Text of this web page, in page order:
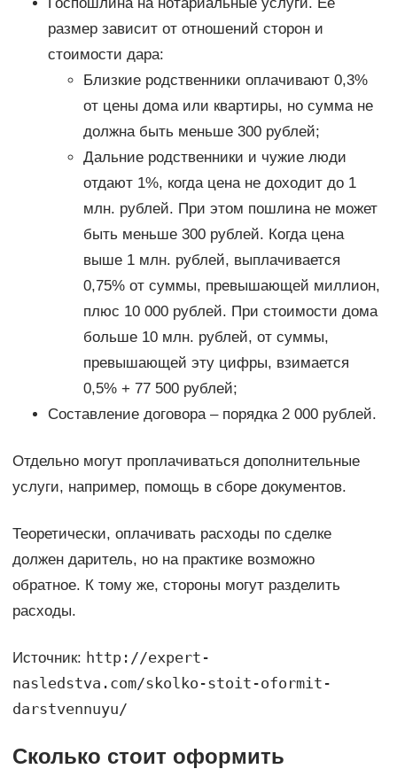
размер зависит от отношений сторон и
стоимости дара:
Близкие родственники оплачивают 0,3%
от цены дома или квартиры, но сумма не
должна быть меньше 300 рублей;
Дальние родственники и чужие люди
отдают 1%, когда цена не доходит до 1
млн. рублей. При этом пошлина не может
быть меньше 300 рублей. Когда цена
выше 1 млн. рублей, выплачивается
0,75% от суммы, превышающей миллион,
плюс 10 000 рублей. При стоимости дома
больше 10 млн. рублей, от суммы,
превышающей эту цифры, взимается
0,5% + 77 500 рублей;
Составление договора – порядка 2 000 рублей.
Отдельно могут проплачиваться дополнительные
услуги, например, помощь в сборе документов.
Теоретически, оплачивать расходы по сделке
должен даритель, но на практике возможно
обратное. К тому же, стороны могут разделить
расходы.
Источник: http://expert-
nasledstva.com/skolko-stoit-oformit-
darstvennuyu/
Сколько стоит оформить